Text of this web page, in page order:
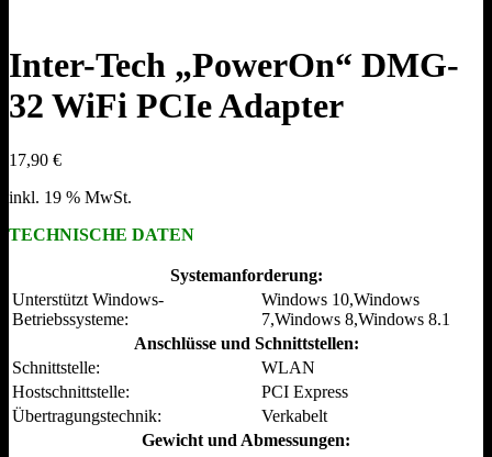
Inter-Tech „PowerOn“ DMG-
32 WiFi PCIe Adapter
17,90 €
inkl. 19 % MwSt.
TECHNISCHE DATEN
Systemanforderung:
Unterstützt Windows-
Betriebssysteme:
Windows 10,Windows
7,Windows 8,Windows 8.1
Anschlüsse und Schnittstellen:
Schnittstelle:
WLAN
Hostschnittstelle:
PCI Express
Übertragungstechnik:
Verkabelt
Gewicht und Abmessungen: